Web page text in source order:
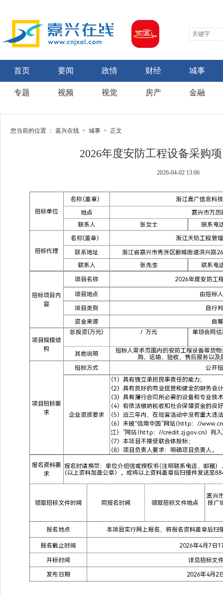
首页 要闻 政情 财经 城事
专题 视频 视觉 房产 金融
您当前的位置 ： 嘉兴在线 > 城事 > 正文
2026年度安防工程设备采购
2026-04-02 13:06